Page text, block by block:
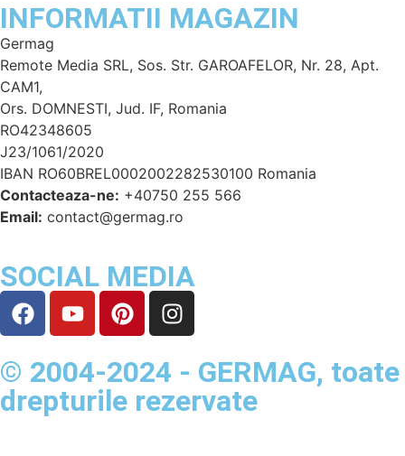
INFORMATII MAGAZIN
Germag
Remote Media SRL, Sos. Str. GAROAFELOR, Nr. 28, Apt.
CAM1,
Ors. DOMNESTI, Jud. IF, Romania
RO42348605
J23/1061/2020
IBAN RO60BREL0002002282530100 Romania
Contacteaza-ne: +40750 255 566
Email: contact@germag.ro
SOCIAL MEDIA
© 2004-2024 - GERMAG, toate
drepturile rezervate